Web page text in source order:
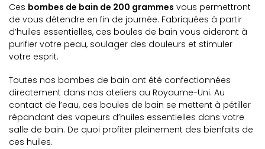
Ces bombes de bain de 200 grammes vous permettront
de vous détendre en fin de journée. Fabriquées à partir
d’huiles essentielles, ces boules de bain vous aideront à
purifier votre peau, soulager des douleurs et stimuler
votre esprit.
Toutes nos bombes de bain ont été confectionnées
directement dans nos ateliers au Royaume-Uni. Au
contact de l’eau, ces boules de bain se mettent à pétiller
répandant des vapeurs d’huiles essentielles dans votre
salle de bain. De quoi profiter pleinement des bienfaits de
ces huiles.